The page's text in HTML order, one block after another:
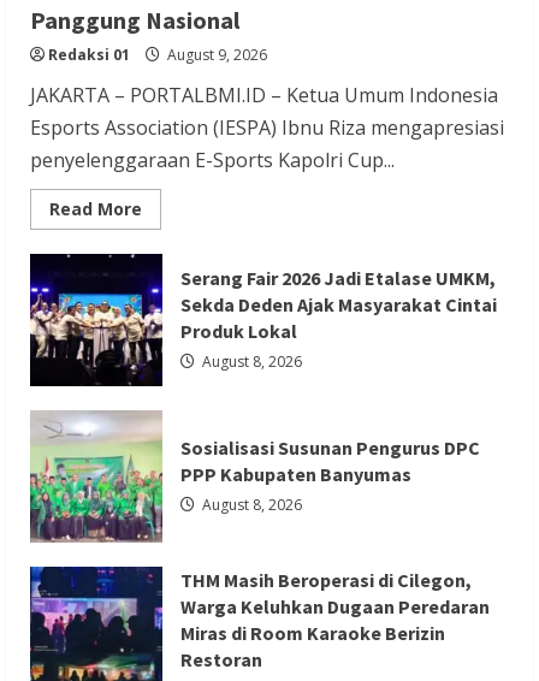
Sosialisasi Susunan Pengurus DPC PPP
Kabupaten Banyumas
Redaksi 01 August 8, 2026
Berita Terbaru
THM Masih Beroperasi di Cilegon, Warga
Keluhkan Dugaan Peredaran Miras di
Room Karaoke Berizin Restoran
Redaksi 01
Berita Ekonomi dan Bisnis
Berita Trending
GIIAS Education Day Menjadi Sarana
Belajar Interaktif bagi Pelajar SMK
Panggung Nasional
Redaksi 01 August 9, 2026
JAKARTA – PORTALBMI.ID – Ketua Umum Indonesia
Esports Association (IESPA) Ibnu Riza mengapresiasi
penyelenggaraan E-Sports Kapolri Cup...
Read More
more
Ketua
IESPA
Ibnu
Riza
Apresiasi
Kapolri
Cup
2026:
Wadah
Luar
Biasa,
dari
Polres
hingga
Panggung
Nasional
Serang Fair 2026 Jadi Etalase UMKM,
Sekda Deden Ajak Masyarakat Cintai
Produk Lokal
August 8, 2026
Sosialisasi Susunan Pengurus DPC
PPP Kabupaten Banyumas
August 8, 2026
THM Masih Beroperasi di Cilegon,
Warga Keluhkan Dugaan Peredaran
Miras di Room Karaoke Berizin
Restoran